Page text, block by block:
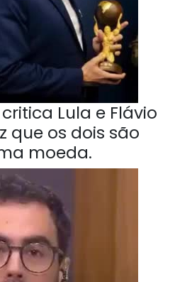
Lula e Flávio
que os dois são
moeda.